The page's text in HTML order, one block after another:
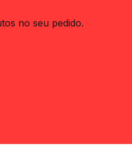
no seu pedido.